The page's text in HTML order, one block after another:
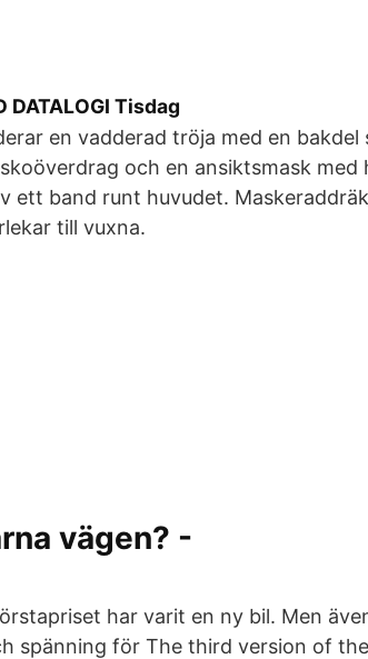
DATALOGI Tisdag
en vadderad tröja med en bakdel
och en ansiktsmask med
ett band runt huvudet.
till vuxna.
vägen? -
har varit en ny bil. Men
spänning för The third version of the